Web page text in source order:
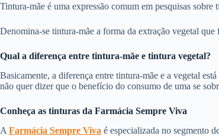
Tintura-mãe é uma expressão comum em pesquisas
Denomina-se tintura-mãe a forma da extração vegetal
Qual a diferença entre tintura-mãe e tintura vegetal?
Basicamente, a diferença entre tintura-mãe e a vegetal
não quer dizer que o benefício do consumo de uma se
Conheça as tinturas da Farmácia Sempre Viva
A Farmácia Sempre Viva é especializada no segmento